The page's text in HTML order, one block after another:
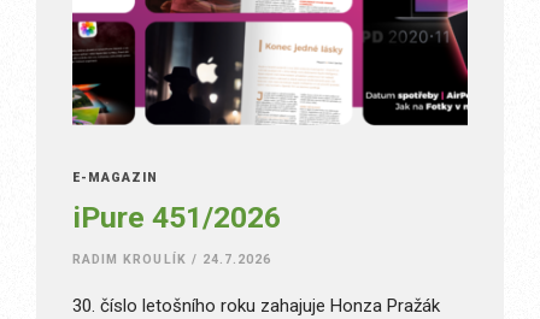
E-MAGAZÍN
iPure 451/2026
RADIM KROULÍK / 24.7.2026
30. číslo letošního roku zahajuje Honza Pražák